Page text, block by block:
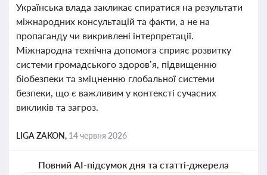
Українська влада закликає спиратися на результати
міжнародних консультацій та факти, а не на
пропаганду чи викривлені інтерпретації.
Міжнародна технічна допомога сприяє розвитку
системи громадського здоров’я, підвищенню
біобезпеки та зміцненню глобальної системи
безпеки, що є важливим у контексті сучасних
викликів та загроз.
LIGA ZAKON, 14 червня 2026
Повний AI-підсумок дня та статті-джерела